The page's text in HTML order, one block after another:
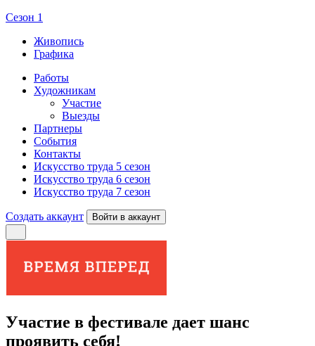
Сезон 1
Живопись
Графика
Работы
Художникам
Участие
Выезды
Партнеры
События
Контакты
Искусство труда 5 сезон
Искусство труда 6 сезон
Искусство труда 7 сезон
Создать аккаунт Войти в аккаунт
Участие в фестивале дает шанс
проявить себя!